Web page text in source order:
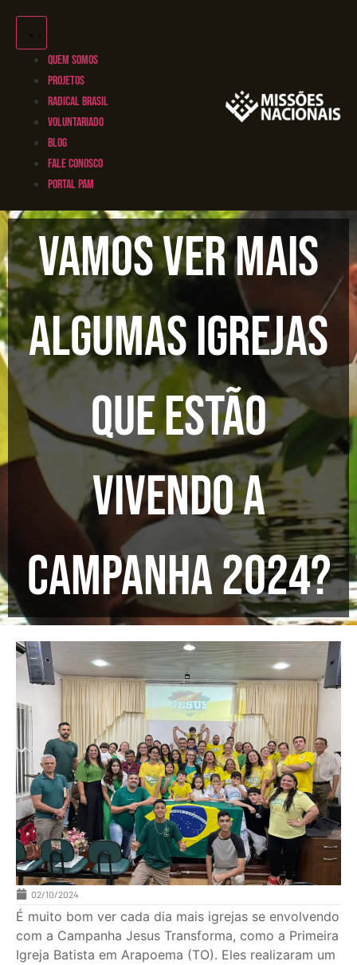
QUEM SOMOS
PROJETOS
RADICAL BRASIL
VOLUNTARIADO
BLOG
FALE CONOSCO
PORTAL PAM
Vamos ver mais
algumas igrejas
que estão
vivendo a
Campanha 2024?
02/10/2024
É muito bom ver cada dia mais igrejas se envolvendo
com a Campanha Jesus Transforma, como a Primeira
Igreja Batista em Arapoema (TO). Eles realizaram um